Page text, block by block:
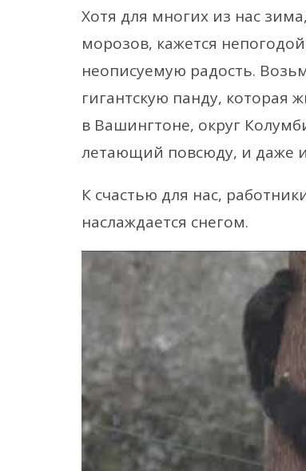
Хотя для многих из нас
морозов, кажется
неописуемую радость.
гигантскую панду, которая
в Вашингтоне, округ
летающий повсюду, и даже
К счастью для нас,
наслаждается снегом.